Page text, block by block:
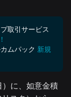
取引サービス
ムパック 新規
に、如意金積